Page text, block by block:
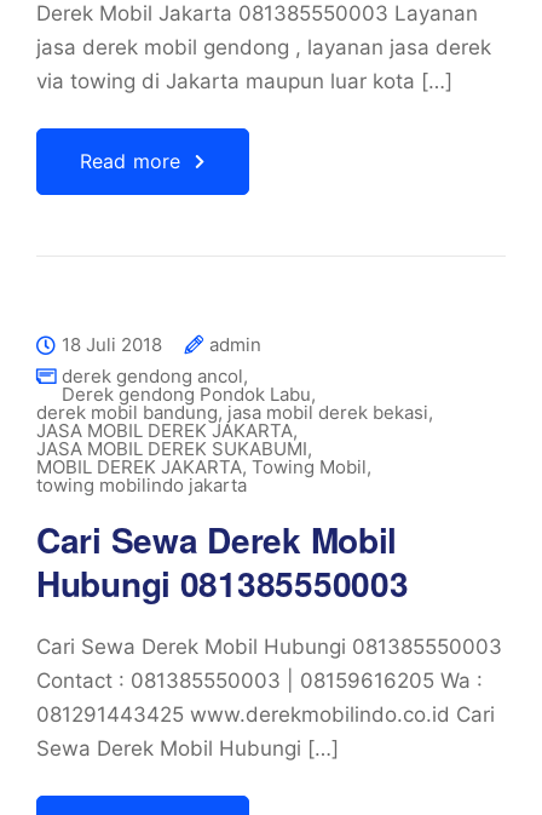
Derek Mobil Jakarta 081385550003 Layanan
jasa derek mobil gendong , layanan jasa derek
via towing di Jakarta maupun luar kota […]
Read more
18 Juli 2018
admin
derek gendong ancol,
Derek gendong Pondok Labu,
derek mobil bandung, jasa mobil derek bekasi,
JASA MOBIL DEREK JAKARTA,
JASA MOBIL DEREK SUKABUMI,
MOBIL DEREK JAKARTA, Towing Mobil,
towing mobilindo jakarta
Cari Sewa Derek Mobil
Hubungi 081385550003
Cari Sewa Derek Mobil Hubungi 081385550003
Contact : 081385550003 | 08159616205 Wa :
081291443425 www.derekmobilindo.co.id Cari
Sewa Derek Mobil Hubungi […]